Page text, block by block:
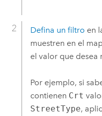
Defina un filtro en
muestren en el
el valor que desea
Por ejemplo, si
contienen Crt
StreetType,